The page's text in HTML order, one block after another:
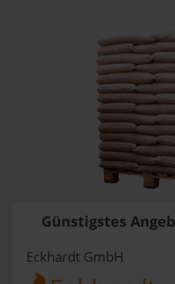
Günstigstes
Eckhardt GmbH